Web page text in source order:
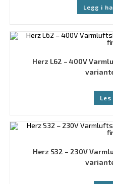
Legg i
Herz L62 – 400V
Les
Herz S32 – 230V